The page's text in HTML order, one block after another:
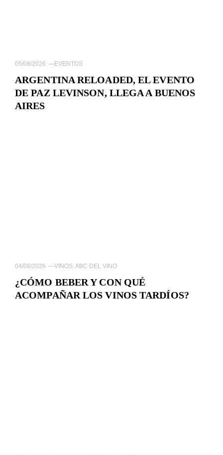
05/08/2026 —EVENTOS
ARGENTINA RELOADED, EL EVENTO
DE PAZ LEVINSON, LLEGA A BUENOS
AIRES
04/08/2026 —VINOS, ABC DEL VINO
¿CÓMO BEBER Y CON QUÉ
ACOMPAÑAR LOS VINOS TARDÍOS?